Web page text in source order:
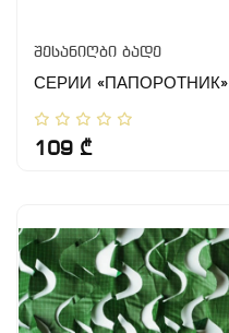
შესანიღბი ბადე
СЕРИИ «ПАПОРОТНИК»
109 ₾